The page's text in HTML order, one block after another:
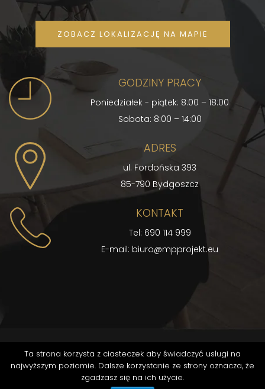
ZOBACZ LOKALIZACJĘ NA MAPIE
GODZINY PRACY
Poniedziałek - piątek: 8:00 – 18:00
Sobota: 8:00 – 14:00
ADRES
ul. Fordońska 393
85-790 Bydgoszcz
KONTAKT
Tel: 690 114 999
E-mail: biuro@mpprojekt.eu
© COPYRIGHT 2026 MP PROJEKT
REALIZACJANETKREATOR
Ta strona korzysta z ciasteczek aby świadczyć usługi na
najwyższym poziomie. Dalsze korzystanie ze strony oznacza, że
zgadzasz się na ich użycie.